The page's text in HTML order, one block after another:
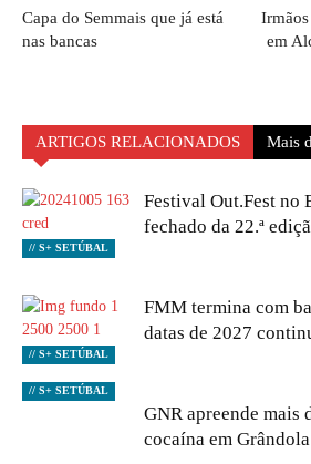
Capa do Semmais que já está
nas bancas
em
ARTIGOS RELACIONADOS Mais
// S+ SETÚBAL
Festival Out.Fest no
fechado da 22.ª
// S+ SETÚBAL
FMM termina com
datas de 2027
// S+ SETÚBAL
GNR apreende mais
cocaína em Grândola